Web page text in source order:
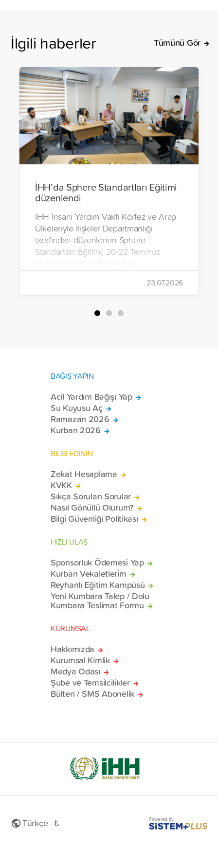
İlgili haberler Tümünü Gör
İHH’da Sphere Standartları Eğitimi
düzenlendi
İHH İnsani Yardım Vakfı Körfez ve Arap
Ülkeleriyle İlişkiler Departmanlığı
tarafından düzenlenen Sphere
Standartları Eğitimi, 20-22 Temmuz
gerçekleştirildi.
23.07.2026
BAĞIŞ YAPIN
Acil Yardım Bağışı Yap
Su Kuyusu Aç
Ramazan 2026
Kurban 2026
BİLGİ EDİNİN
Zekat Hesaplama
KVKK
Sıkça Sorulan Sorular
Nasıl Gönüllü Olurum?
Bilgi Güvenliği Politikası
HIZLI ULAŞ
Sponsorluk Ödemesi Yap
Kurban Vekaletlerim
Reyhanlı Eğitim Kampüsü
Yeni Kumbara Talep / Dolu
Kumbara Teslimat Formu
KURUMSAL
Hakkımızda
Kurumsal Kimlik
Medya Odası
Şube ve Temsilcilikler
Bülten / SMS Abonelik
Türkçe - ₺ Powered by